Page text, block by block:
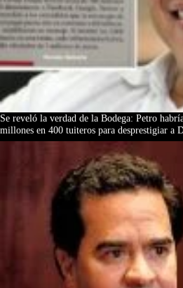
Se reveló la verdad de la Bodega: Petro
millones en 400 tuiteros para desprestigiar a